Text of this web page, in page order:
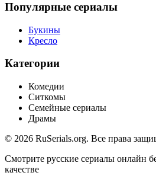
Популярные сериалы
Букины
Кресло
Категории
Комедии
Ситкомы
Семейные сериалы
Драмы
© 2026 RuSerials.org. Все права
Смотрите русские сериалы онлайн
качестве